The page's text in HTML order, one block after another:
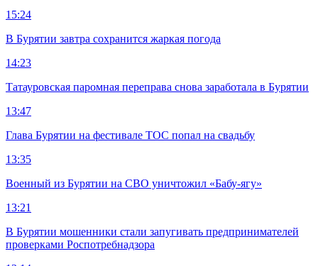
15:24
В Бурятии завтра сохранится жаркая погода
14:23
Татауровская паромная переправа снова заработала в Бурятии
13:47
Глава Бурятии на фестивале ТОС попал на свадьбу
13:35
Военный из Бурятии на СВО уничтожил «Бабу-ягу»
13:21
В Бурятии мошенники стали запугивать предпринимателей
проверками Роспотребнадзора